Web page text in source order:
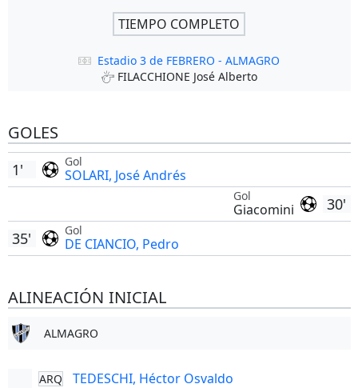
TIEMPO COMPLETO
Estadio 3 de FEBRERO - ALMAGRO
FILACCHIONE José Alberto
GOLES
Gol
SOLARI, José Andrés
1'
30'
Gol
Giacomini
Gol
DE CIANCIO, Pedro
35'
ALINEACIÓN INICIAL
ALMAGRO
ARQ TEDESCHI, Héctor Osvaldo